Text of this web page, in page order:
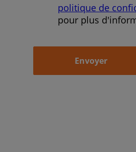
politique de
pour plus
Envoyer